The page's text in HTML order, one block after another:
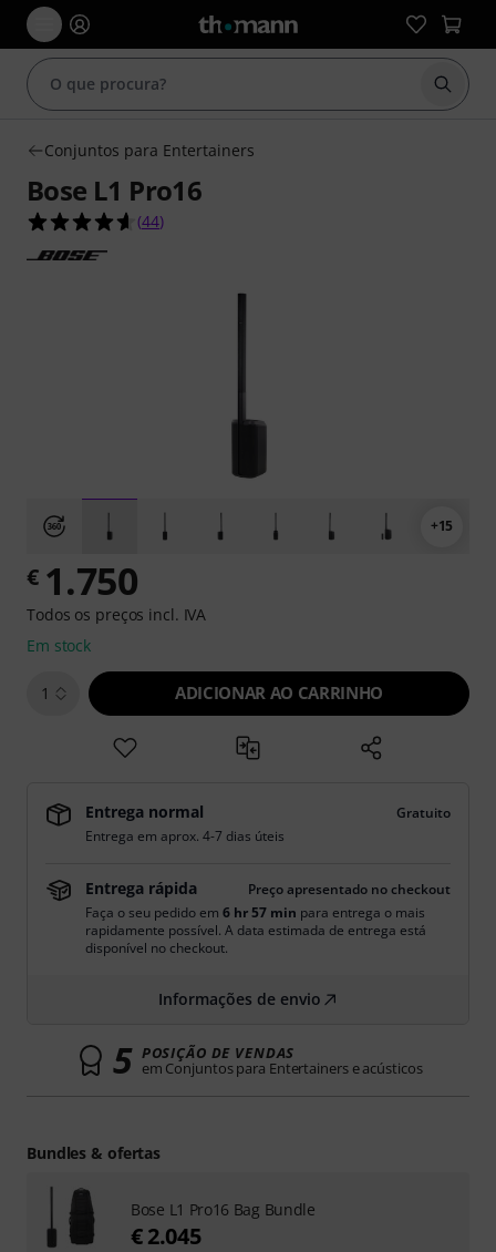
Iniciar
Conjuntos para Entertainers
Bose L1 Pro16
4.6 de 5 estrelas de 44 avaliações de clientes
(44)
+15
€ 1.750
Todos os preços incl. IVA
Em stock
1 ADICIONAR AO CARRINHO
Entrega normal
Gratuito
Entrega em aprox. 4-7 dias úteis
Entrega rápida
Preço apresentado no checkout
Faça o seu pedido em 6 hr 57 min para entrega o mais
rapidamente possível. A data estimada de entrega está
disponível no checkout.
Informações de envio
5 POSIÇÃO DE VENDAS
em Conjuntos para Entertainers e acústicos
Bundles & ofertas
Bose L1 Pro16 Bag Bundle
€ 2.045